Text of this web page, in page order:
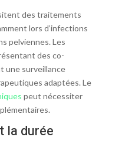
des traitements
lors d’infections
pelviennes. Les
des co-
une surveillance
adaptées. Le
peut nécessiter
la durée